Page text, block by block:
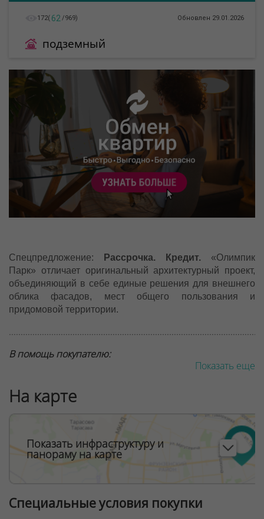
172( 62 /969) Обновлен 29.01.2026
подземный
Спецпредложение: Рассрочка. Кредит. «Олимпик
Парк» отличает оригинальный архитектурный проект,
объединяющий в себе единые решения для внешнего
облика фасадов, мест общего пользования и
придомовой территории.
В помощь покупателю:
покупки новостройки взамен.
БЕСПЛАТНЫЕ КОНСУЛЬТАЦИИ ПО ПРОДАЖЕ
Экологичность, близость к природному заказнику и
сочетании с авторским архитектурным стилем создают
атмосферу семейного квартала нового формата
work-enjoy. Из-за уникальности месторасположения
Показать еще
На карте
Показать инфраструктуру и
панораму на карте
Специальные условия покупки